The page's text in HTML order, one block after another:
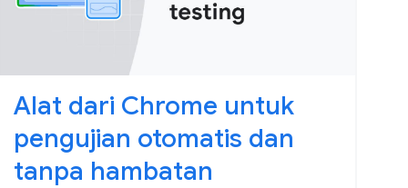
Alat dari Chrome untuk
pengujian otomatis dan
tanpa hambatan